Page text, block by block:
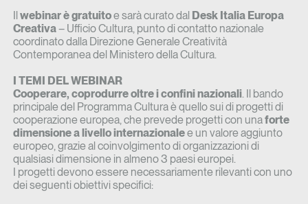
Il webinar è gratuitoe sarà curato dal Desk Italia Europa
Creativa– Ufficio Cultura, punto di contatto nazionale
coordinato dalla Direzione Generale Creatività
Contemporanea del Ministero della Cultura.
I TEMI DEL WEBINAR
Cooperare, coprodurre oltre i confini nazionali. Il bando
principale del Programma Cultura è quello sui di progetti di
cooperazione europea, che prevede progetti con unaforte
dimensione a livello internazionalee un valore aggiunto
europeo, grazie al coinvolgimento di organizzazioni di
qualsiasi dimensione in almeno 3 paesi europei.
I progetti devono essere necessariamente rilevanti con uno
dei seguenti obiettivi specifici: